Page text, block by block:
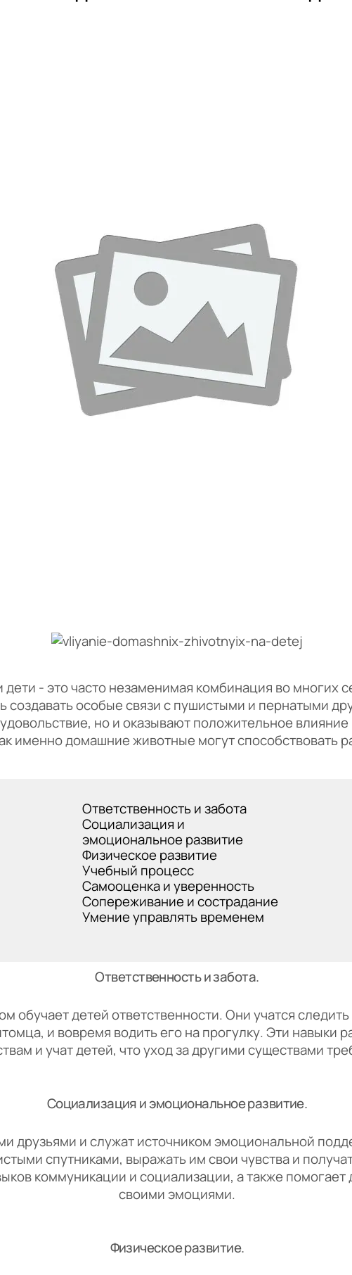
- это часто незаменимая комбинация во многих
создавать особые связи с пушистыми и пернатыми
но и оказывают положительное
именно домашние животные могут способствовать
Ответственность и забота
Социализация и
эмоциональное развитие
Физическое развитие
Учебный процесс
Самооценка и уверенность
Сопереживание и сострадание
Умение управлять временем
Ответственность и забота.
обучает детей ответственности. Они учатся
и вовремя водить его на прогулку. Эти навыки
и учат детей, что уход за другими существами
Социализация и эмоциональное развитие.
друзьями и служат источником эмоциональной
спутниками, выражать им свои чувства и
коммуникации и социализации, а также помогает
своими эмоциями.
Физическое развитие.